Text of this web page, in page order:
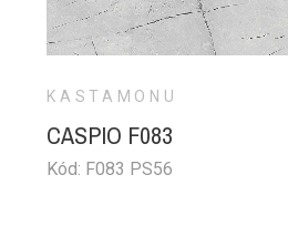
KASTAMONU
CASPIO F083
Kód: F083 PS56